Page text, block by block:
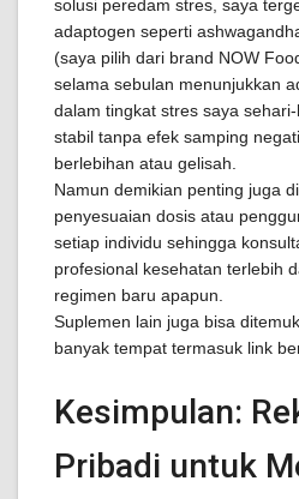
solusi peredam stres, saya
adaptogen seperti
(saya pilih dari brand NOW
selama sebulan menunjukkan
dalam tingkat stres saya
stabil tanpa efek samping
berlebihan atau gelisah.
Namun demikian penting juga
penyesuaian dosis atau
setiap individu sehingga
profesional kesehatan terlebih
regimen baru apapun.
Suplemen lain juga bisa
banyak tempat termasuk link
Kesimpulan:
Pribadi untuk